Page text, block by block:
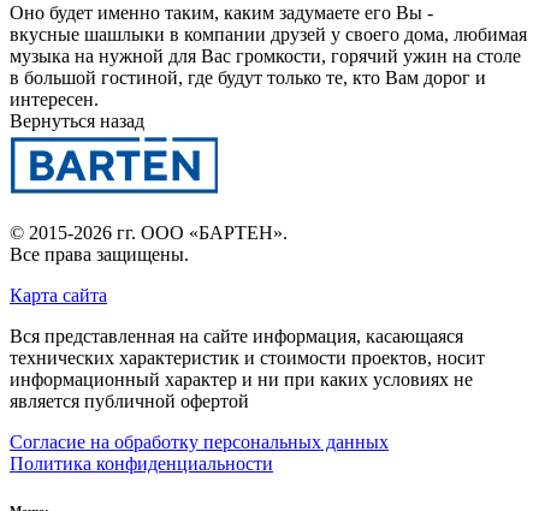
Оно будет именно таким, каким задумаете его Вы -
вкусные шашлыки в компании друзей у своего дома, любимая
музыка на нужной для Вас громкости, горячий ужин на столе
в большой гостиной, где будут только те, кто Вам дорог и
интересен.
Вернуться назад
© 2015-2026 гг. ООО «БАРТЕН».
Все права защищены.
Карта сайта
Вся представленная на сайте информация, касающаяся
технических характеристик и стоимости проектов, носит
информационный характер и ни при каких условиях не
является публичной офертой
Согласие на обработку персональных данных
Политика конфиденциальности